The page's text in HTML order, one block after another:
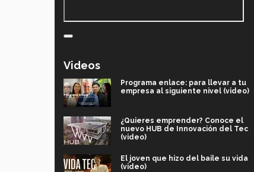
Videos
Programa enlace: para llevar a tu
empresa al siguiente nivel (video)
¿Quieres emprender? Conoce el
nuevo HUB de Innovación del Tec
(video)
El joven que hizo del baile su vida
(video)